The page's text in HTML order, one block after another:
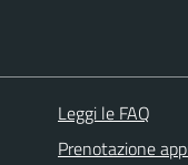
Leggi le FAQ
Prenotazione